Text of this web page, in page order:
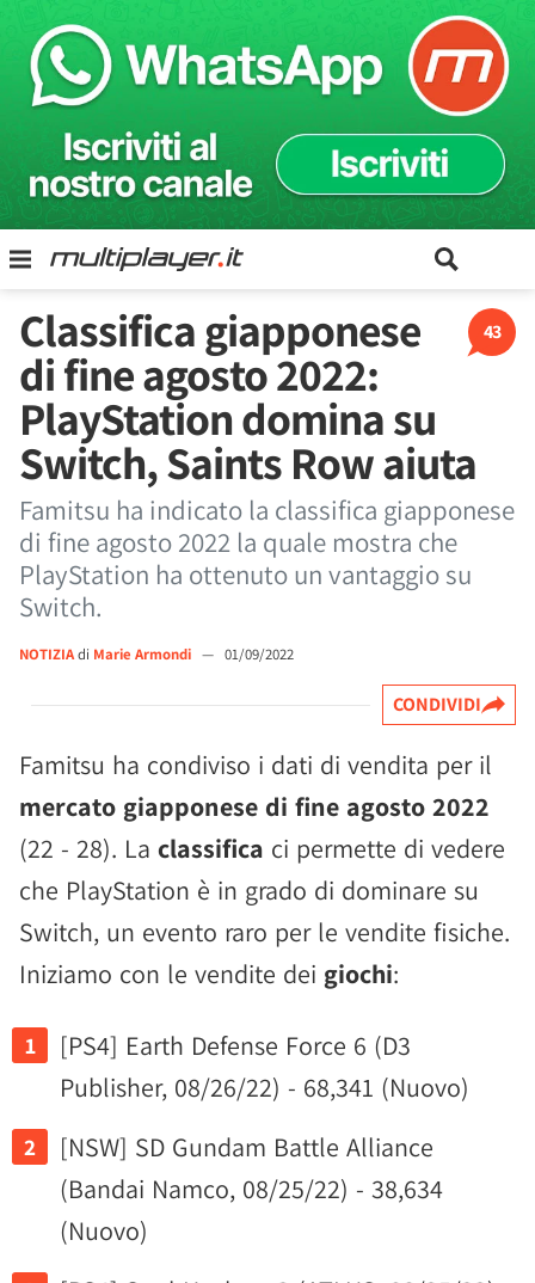
43
Classifica giapponese
di fine agosto 2022:
PlayStation domina su
Switch, Saints Row aiuta
Famitsu ha indicato la classifica giapponese
di fine agosto 2022 la quale mostra che
PlayStation ha ottenuto un vantaggio su
Switch.
NOTIZIAdi Marie Armondi — 01/09/2022
CONDIVIDI
Famitsu ha condiviso i dati di vendita per il
mercato giapponese di fine agosto 2022
(22 - 28). La classifica ci permette di vedere
che PlayStation è in grado di dominare su
Switch, un evento raro per le vendite fisiche.
Iniziamo con le vendite dei giochi:
[PS4] Earth Defense Force 6 (D3
Publisher, 08/26/22) - 68,341 (Nuovo)
[NSW] SD Gundam Battle Alliance
(Bandai Namco, 08/25/22) - 38,634
(Nuovo)